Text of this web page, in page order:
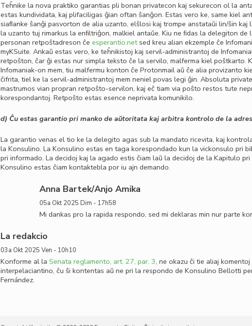
Teĥnike la nova praktiko garantias pli bonan privatecon kaj sekurecon ol la
estas kundividata, kaj plifaciligas ĝian oftan ŝanĝon. Estas vero ke, same kiel
siaﬂanke ŝanĝi pasvorton de alia uzanto, elŝlosi kaj trompe anstataŭi lin/ŝin kaj
la uzanto tuj rimarkus la enﬁltriĝon, malkiel antaŭe. Kiu ne ﬁdas la delegiton de
personan retpoŝtadreson ĉe esperantio.netsed kreu alian ekzemple ĉe
myKSuite. Ankaŭ estas vero, ke teĥnikistoj kaj servil-administrantoj de
retpoŝton, ĉar ĝi estas nur simpla teksto ĉe la servilo, malferma kiel poŝtkarto.
Infomaniak-on mem, tiu malfermu konton ĉe Protonmail aŭ ĉe alia provizanto
ĉifrita, tiel ke la servil-administrantoj mem neniel povas legi ĝin. Absoluta
mastrumos vian propran retpoŝto-servilon, kaj eĉ tiam via poŝto restos tute
korespondantoj. Retpoŝto estas esence neprivata komunikilo.
d) Ĉu estas garantio pri manko de aŭtoritata kaj arbitra kontrolo de la
La garantio venas el tio ke la delegito agas sub la mandato ricevita, kaj
la Konsulino. La Konsulino estas en taga korespondado kun la vickonsulo pri
pri informado. La decidoj kaj la agado estis ĉiam laŭ la decidoj de la Kapitulo
Konsulino estas ĉiam kontaktebla por iu ajn demando.
Anna Bartek/Anjo Amika
05a Okt 2025 Dim - 17h58
Mi dankas pro la rapida respondo, sed mi deklaras min nur parte
La redakcio
03a Okt 2025 Ven - 10h10
Konforme al la Senata reglamento, art. 27, par. 3, ne okazu ĉi tie aliaj
interpelaciantino, ĉu ŝi kontentas aŭ ne pri la respondo de Konsulino Bellotti
Fernández.